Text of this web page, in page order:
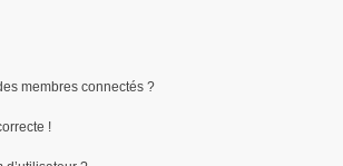
membres connectés ?
!